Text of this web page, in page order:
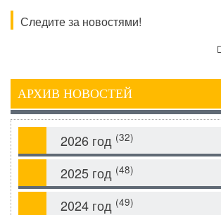
Следите за новостями!
АРХИВ НОВОСТЕЙ
2026 год (32)
2025 год (48)
2024 год (49)